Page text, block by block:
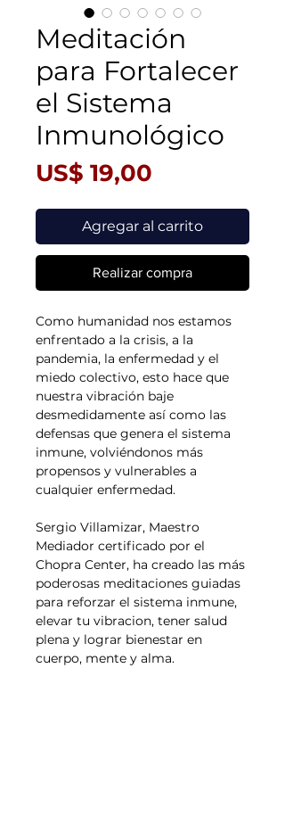
Meditación
para Fortalecer
el Sistema
Inmunológico
US$ 19,00
Agregar al carrito
Realizar compra
Como humanidad nos estamos
enfrentado a la crisis, a la
pandemia, la enfermedad y el
miedo colectivo, esto hace que
nuestra vibración baje
desmedidamente así como las
defensas que genera el sistema
inmune, volviéndonos más
propensos y vulnerables a
cualquier enfermedad.
Sergio Villamizar, Maestro
Mediador certificado por el
Chopra Center, ha creado las más
poderosas meditaciones guiadas
para reforzar el sistema inmune,
elevar tu vibracion, tener salud
plena y lograr bienestar en
cuerpo, mente y alma.